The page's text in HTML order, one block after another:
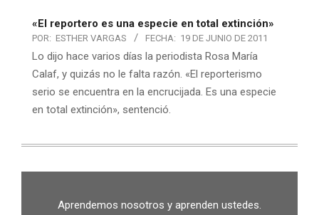
«El reportero es una especie en total extinción»
POR: ESTHER VARGAS FECHA: 19 DE JUNIO DE 2011
Lo dijo hace varios días la periodista Rosa María
Calaf, y quizás no le falta razón. «El reporterismo
serio se encuentra en la encrucijada. Es una especie
en total extinción», sentenció.
Aprendemos nosotros y aprenden ustedes.